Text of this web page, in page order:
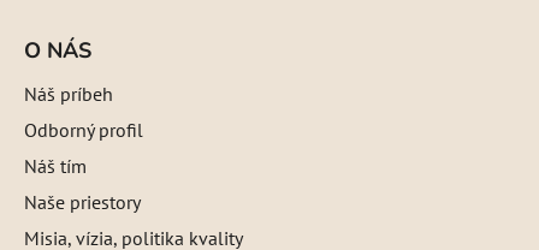
O NÁS
Náš príbeh
Odborný profil
Náš tím
Naše priestory
Misia, vízia, politika kvality